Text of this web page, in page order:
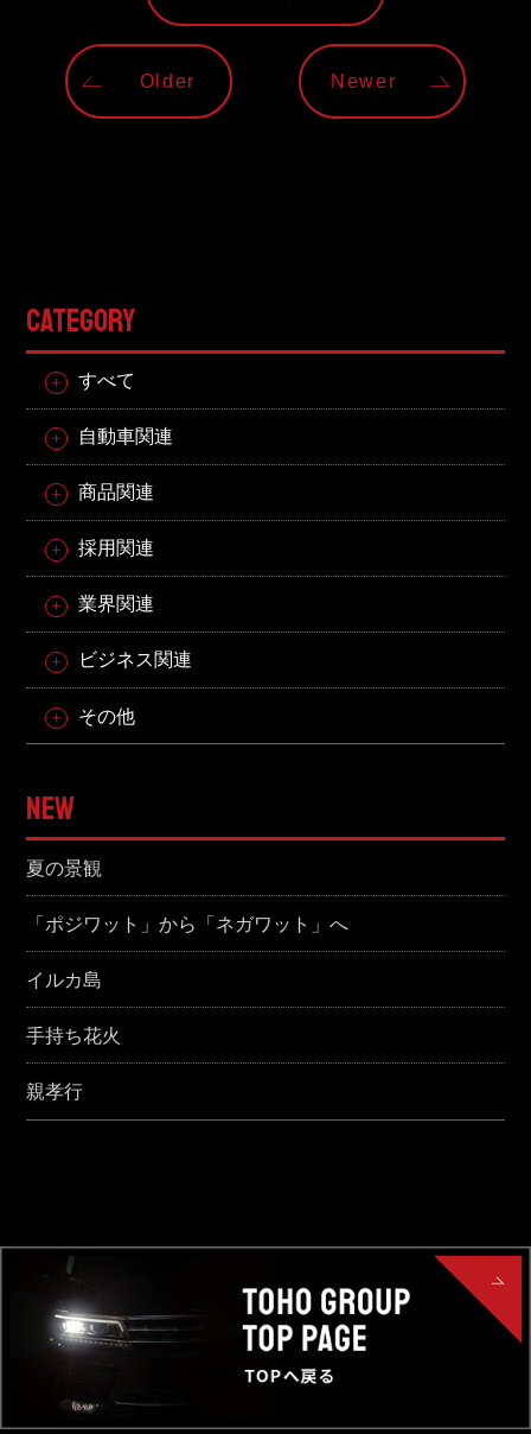
Older Newer
CATEGORY
すべて
自動車関連
商品関連
採用関連
業界関連
ビジネス関連
その他
NEW
夏の景観
「ポジワット」から「ネガワット」へ
イルカ島
手持ち花火
親孝行